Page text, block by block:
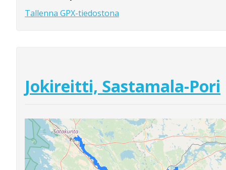
Tallenna GPX-tiedostona
Jokireitti, Sastamala-Pori